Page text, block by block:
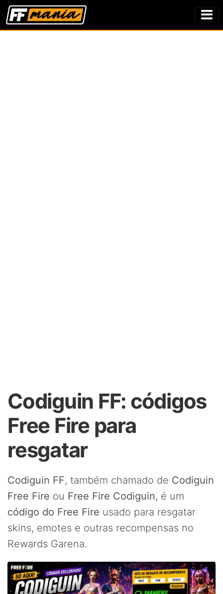
Codiguin FF: códigos
Free Fire para
resgatar
Codiguin FF, também chamado de Codiguin
Free Fire ou Free Fire Codiguin, é um
código do Free Fire usado para resgatar
skins, emotes e outras recompensas no
Rewards Garena.